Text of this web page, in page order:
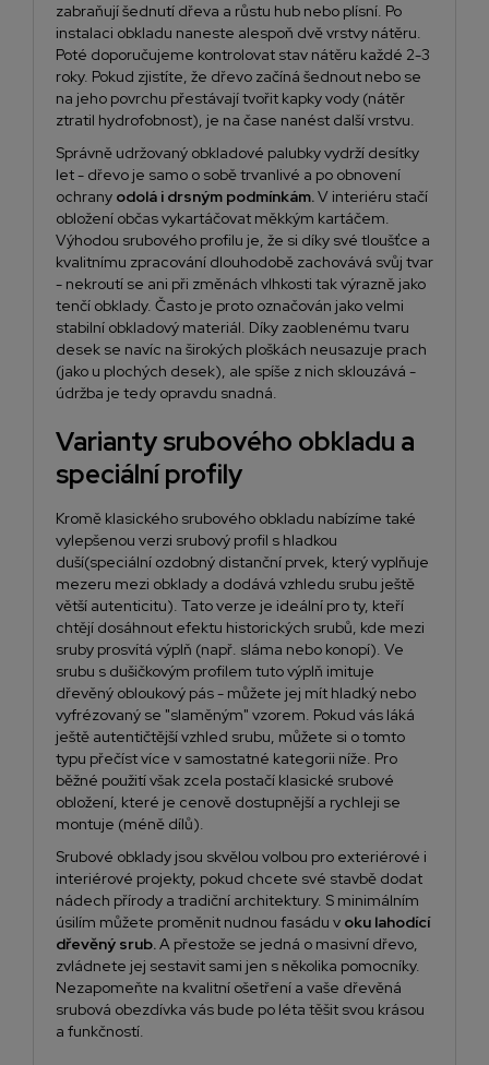
zabraňují šednutí dřeva a růstu hub nebo plísní. Po
instalaci obkladu naneste alespoň dvě vrstvy nátěru.
Poté doporučujeme kontrolovat stav nátěru každé 2-3
roky. Pokud zjistíte, že dřevo začíná šednout nebo se
na jeho povrchu přestávají tvořit kapky vody (nátěr
ztratil hydrofobnost), je na čase nanést další vrstvu.
Správně udržovaný obkladové palubky vydrží desítky
let - dřevo je samo o sobě trvanlivé a po obnovení
ochrany odolá i drsným podmínkám.V interiéru stačí
obložení občas vykartáčovat měkkým kartáčem.
Výhodou srubového profilu je, že si díky své tloušťce a
kvalitnímu zpracování dlouhodobě zachovává svůj tvar
- nekroutí se ani při změnách vlhkosti tak výrazně jako
tenčí obklady. Často je proto označován jako velmi
stabilní obkladový materiál. Díky zaoblenému tvaru
desek se navíc na širokých ploškách neusazuje prach
(jako u plochých desek), ale spíše z nich sklouzává -
údržba je tedy opravdu snadná.
Varianty srubového obkladu a
speciální profily
Kromě klasického srubového obkladu nabízíme také
vylepšenou verzi srubový profil s hladkou
duší(speciální ozdobný distanční prvek, který vyplňuje
mezeru mezi obklady a dodává vzhledu srubu ještě
větší autenticitu). Tato verze je ideální pro ty, kteří
chtějí dosáhnout efektu historických srubů, kde mezi
sruby prosvítá výplň (např. sláma nebo konopí). Ve
srubu s dušičkovým profilem tuto výplň imituje
dřevěný obloukový pás - můžete jej mít hladký nebo
vyfrézovaný se "slaměným" vzorem. Pokud vás láká
ještě autentičtější vzhled srubu, můžete si o tomto
typu přečíst více v samostatné kategorii níže. Pro
běžné použití však zcela postačí klasické srubové
obložení, které je cenově dostupnější a rychleji se
montuje (méně dílů).
Srubové obklady jsou skvělou volbou pro exteriérové i
interiérové projekty, pokud chcete své stavbě dodat
nádech přírody a tradiční architektury. S minimálním
úsilím můžete proměnit nudnou fasádu v oku lahodící
dřevěný srub.A přestože se jedná o masivní dřevo,
zvládnete jej sestavit sami jen s několika pomocníky.
Nezapomeňte na kvalitní ošetření a vaše dřevěná
srubová obezdívka vás bude po léta těšit svou krásou
a funkčností.